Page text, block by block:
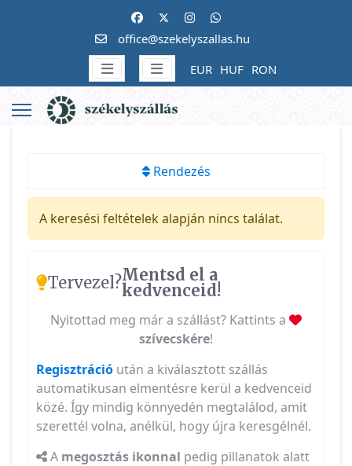
office@szekelyszallas.hu
EUR HUF RON
Rendezés
A keresési feltételek alapján nincs találat.
Tervezel?Mentsd el a
kedvenceid!
Nyitottad meg már a szállást? Kattints a
szívecskére!
Regisztráció után a kiválasztott szállás
automatikusan elmentésre kerül a kedvenceid
közé. Így mindig könnyedén megtalálod, amit
szerettél volna, anélkül, hogy újra keresgélnél.
A megosztás ikonnal pedig pillanatok alatt